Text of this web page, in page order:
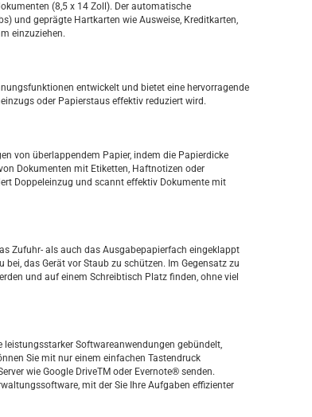
(8,5 x 14 Zoll). Der automatische
und geprägte Hartkarten wie Ausweise, Kreditkarten,
einzuziehen.
entwickelt und bietet eine hervorragende
oder Papierstaus effektiv reduziert wird.
von überlappendem Papier, indem die Papierdicke
Dokumenten mit Etiketten, Haftnotizen oder
Doppeleinzug und scannt effektiv Dokumente mit
Zufuhr- als auch das Ausgabepapierfach eingeklappt
das Gerät vor Staub zu schützen. Im Gegensatz zu
und auf einem Schreibtisch Platz finden, ohne viel
leistungsstarker Softwareanwendungen gebündelt,
Sie mit nur einem einfachen Tastendruck
wie Google DriveTM oder Evernote® senden.
mit der Sie Ihre Aufgaben effizienter